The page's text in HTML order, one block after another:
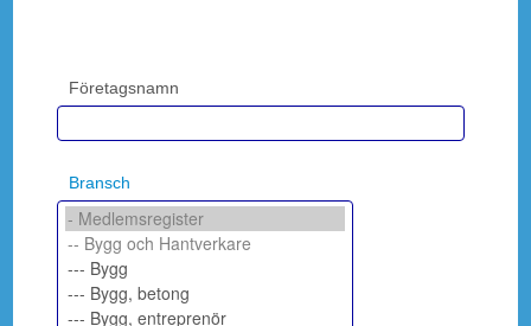
Företagsnamn
Bransch